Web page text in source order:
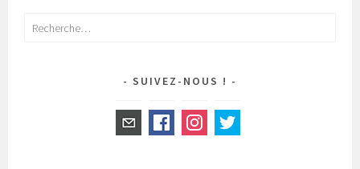
Rechercher :
SUIVEZ-NOUS !